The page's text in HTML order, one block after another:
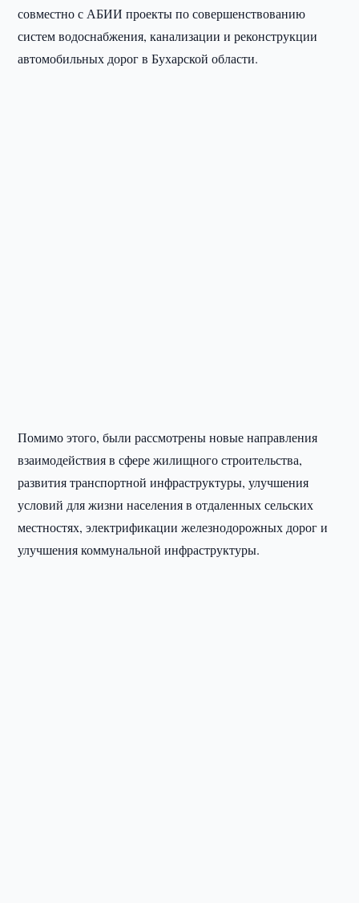
совместно с АБИИ проекты по совершенствованию
систем водоснабжения, канализации и реконструкции
автомобильных дорог в Бухарской области.
Помимо этого, были рассмотрены новые направления
взаимодействия в сфере жилищного строительства,
развития транспортной инфраструктуры, улучшения
условий для жизни населения в отдаленных сельских
местностях, электрификации железнодорожных дорог и
улучшения коммунальной инфраструктуры.